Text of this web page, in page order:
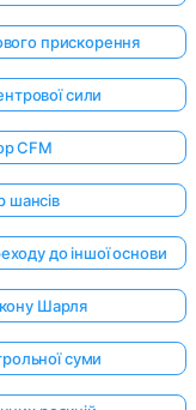
прискорення
сили
CFM
шансів
до іншої основи
Шарля
суми